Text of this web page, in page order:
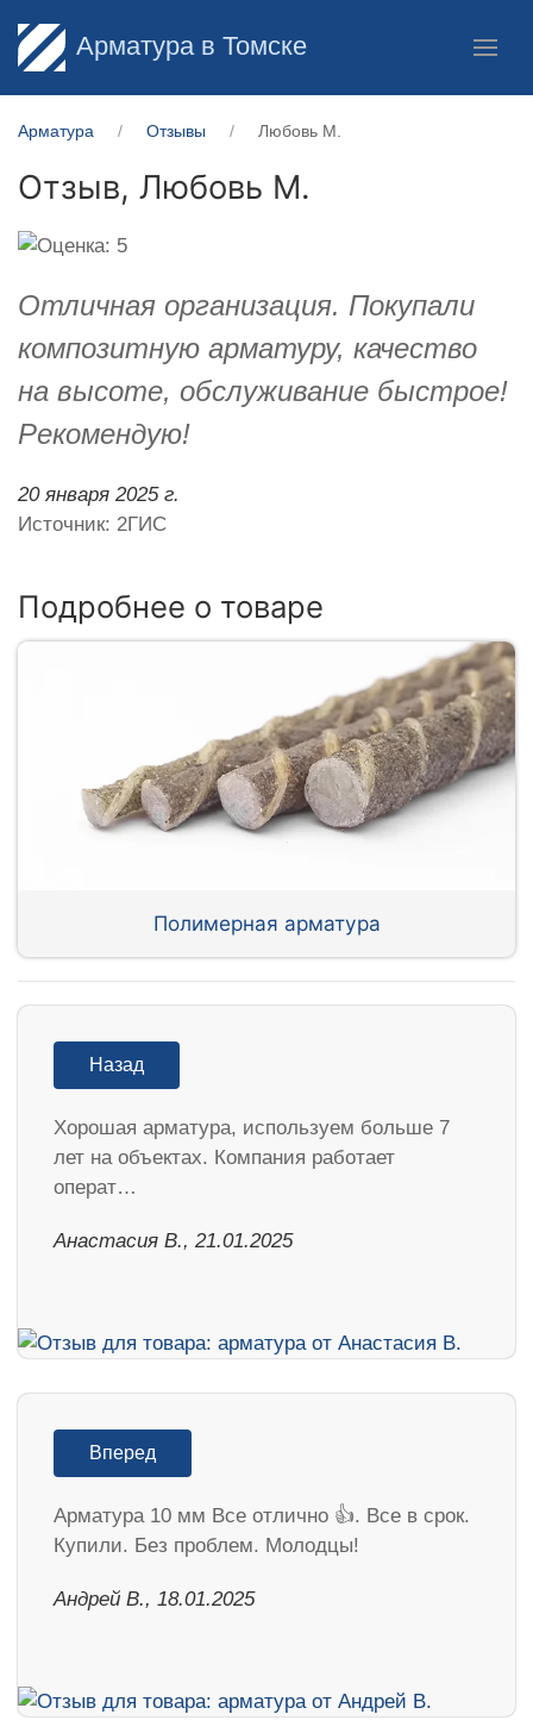
Арматура в Томске
Арматура Отзывы Любовь М.
Отзыв, Любовь М.
Отличная организация. Покупали
композитную арматуру, качество
на высоте, обслуживание быстрое!
Рекомендую!
20 января 2025 г.
Источник: 2ГИС
Подробнее о товаре
Полимерная арматура
Назад
Хорошая арматура, используем больше 7
лет на объектах. Компания работает
операт…
Анастасия В., 21.01.2025
Вперед
Арматура 10 мм Все отлично 👍. Все в срок.
Купили. Без проблем. Молодцы!
Андрей В., 18.01.2025